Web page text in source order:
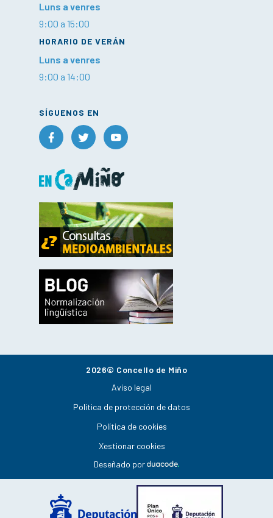
Luns a venres
9:00 a 15:00
HORARIO DE VERÁN
Luns a venres
9:00 a 14:00
SÍGUENOS EN
2026© Concello de Miño
Aviso legal
Política de protección de datos
Política de cookies
Xestionar cookies
Deseñado por